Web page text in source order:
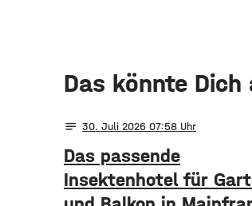
Das könnte
notes 30. Juli 2026 07:58
Das passende
Insektenhotel für